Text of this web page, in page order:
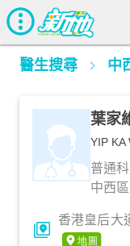
醫生搜尋 中
葉家
YIP KA
普通科
中西區
香港皇后大